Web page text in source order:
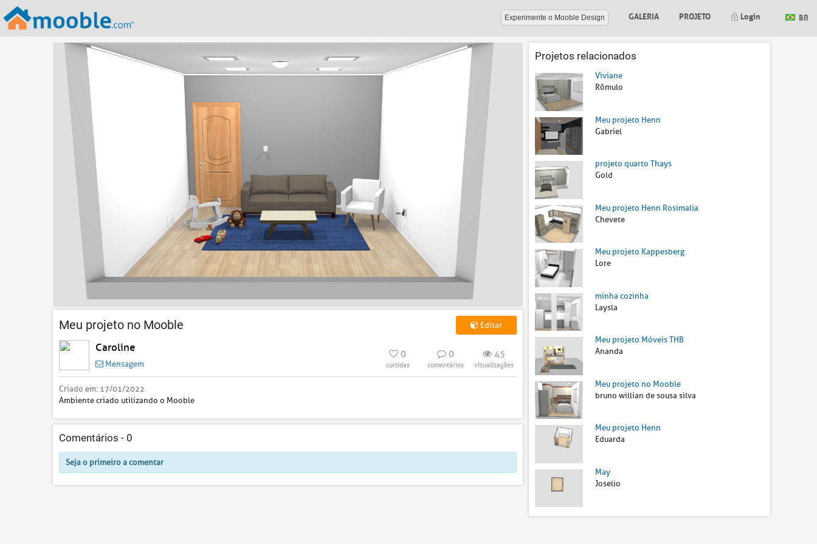
Experimente o Mooble Design GALERIA PROJETO Login BR
Meu projeto no Mooble Editar
Caroline
Mensagem
0
curtidas
0
comentários
45
visualizações
Criado em: 17/01/2022
Ambiente criado utilizando o Mooble
Comentários - 0
Seja o primeiro a comentar
Projetos relacionados
Viviane
Rômulo
Meu projeto Henn
Gabriel
projeto quarto Thays
Gold
Meu projeto Henn Rosimalia
Chevete
Meu projeto Kappesberg
Lore
minha cozinha
Laysla
Meu projeto Móveis THB
Ananda
Meu projeto no Mooble
bruno willian de sousa silva
Meu projeto Henn
Eduarda
May
Joselio